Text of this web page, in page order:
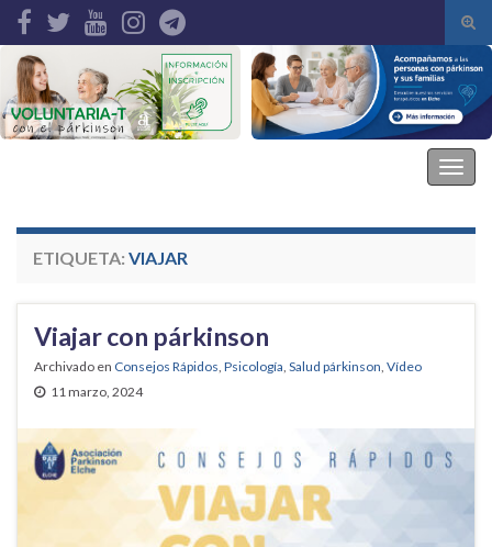
de
Search for:
ETIQUETA: VIAJAR
Viajar con párkinson
Archivado en Consejos Rápidos, Psicología, Salud párkinson, Vídeo
11 marzo, 2024